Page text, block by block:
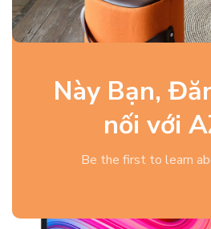
Này Bạn,
nối với
Be the first to learn